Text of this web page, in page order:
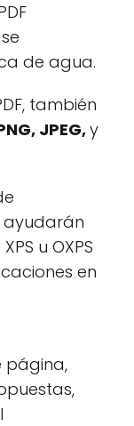
de agua.
también
JPEG,y
ayudarán
u OXPS
en
página,